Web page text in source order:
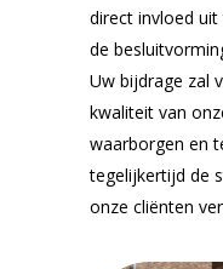
direct invloed
de
Uw bijdrage zal
kwaliteit van
waarborgen en
tegelijkertijd de
onze cliënten